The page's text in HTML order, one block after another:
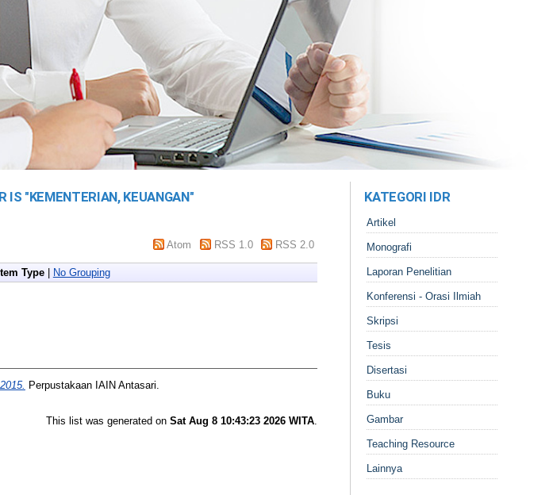
IS "KEMENTERIAN, KEUANGAN"
Atom RSS 1.0 RSS 2.0
Item Type| No Grouping
Perpustakaan IAIN Antasari.
This list was generated on Sat Aug 8 10:43:23 2026 WITA.
KATEGORI IDR
Artikel
Monografi
Laporan Penelitian
Konferensi - Orasi Ilmiah
Skripsi
Tesis
Disertasi
Buku
Gambar
Teaching Resource
Lainnya